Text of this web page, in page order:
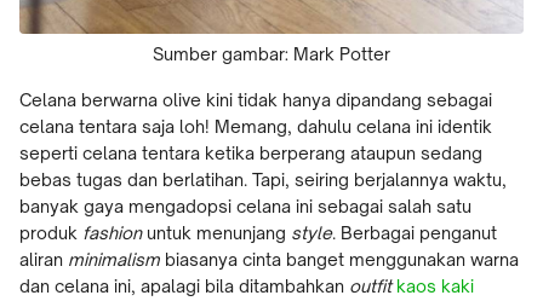
Sumber gambar: Mark Potter
Celana berwarna olive kini tidak hanya dipandang sebagai
celana tentara saja loh! Memang, dahulu celana ini identik
seperti celana tentara ketika berperang ataupun sedang
bebas tugas dan berlatihan. Tapi, seiring berjalannya waktu,
banyak gaya mengadopsi celana ini sebagai salah satu
produk fashionuntuk menunjang style. Berbagai penganut
aliran minimalism biasanya cinta banget menggunakan warna
dan celana ini, apalagi bila ditambahkan outfit kaos kaki